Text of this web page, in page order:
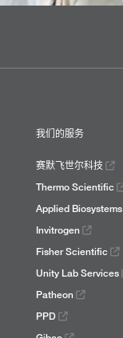
我们的服务
赛默飞世尔科技
Thermo Scientific
Applied Biosystems
Invitrogen
Fisher Scientific
Unity Lab Services
Patheon
PPD